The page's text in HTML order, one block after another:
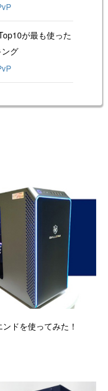
が最も使った
グ
ドを使ってみた！